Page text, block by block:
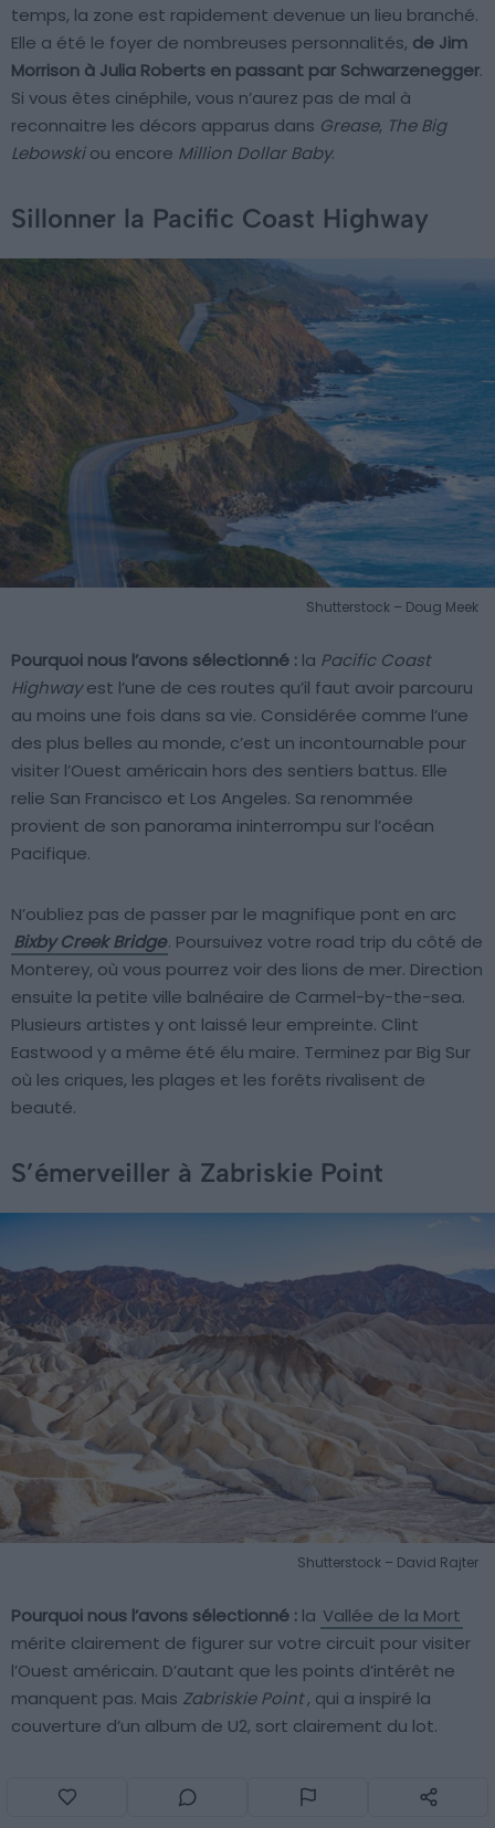
temps, la zone est rapidement devenue un lieu branché.
Elle a été le foyer de nombreuses personnalités, de Jim
Morrison à Julia Roberts en passant par Schwarzenegger.
Si vous êtes cinéphile, vous n’aurez pas de mal à
reconnaitre les décors apparus dans Grease, The Big
Lebowskiou encore Million Dollar Baby.
Sillonner la Pacific Coast Highway
Shutterstock – Doug Meek
Pourquoi nous l’avons sélectionné : la Pacific Coast
Highwayest l’une de ces routes qu’il faut avoir parcouru
au moins une fois dans sa vie. Considérée comme l’une
des plus belles au monde, c’est un incontournable pour
visiter l’Ouest américain hors des sentiers battus. Elle
relie San Francisco et Los Angeles. Sa renommée
provient de son panorama ininterrompu sur l’océan
Pacifique.
N’oubliez pas de passer par le magnifique pont en arc
Bixby Creek Bridge. Poursuivez votre road trip du côté de
Monterey, où vous pourrez voir des lions de mer. Direction
ensuite la petite ville balnéaire de Carmel-by-the-sea.
Plusieurs artistes y ont laissé leur empreinte. Clint
Eastwood y a même été élu maire. Terminez par Big Sur
où les criques, les plages et les forêts rivalisent de
beauté.
S’émerveiller à Zabriskie Point
Shutterstock – David Rajter
Pourquoi nous l’avons sélectionné : la Vallée de la Mort
mérite clairement de figurer sur votre circuit pour visiter
l’Ouest américain. D’autant que les points d’intérêt ne
manquent pas. Mais Zabriskie Point, qui a inspiré la
couverture d’un album de U2, sort clairement du lot.
Ce site atypique est accessible depuis le parking ou par